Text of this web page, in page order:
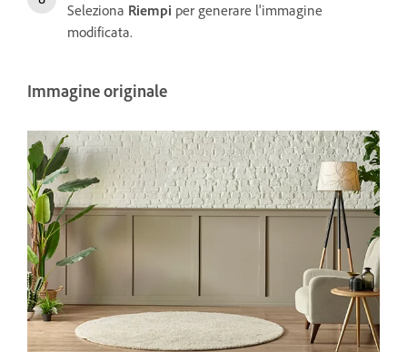
Seleziona Riempi per generare l'immagine
modificata.
Immagine originale